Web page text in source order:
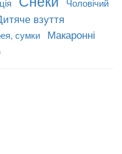
Чоловічий
взуття
сумки
Макаронні